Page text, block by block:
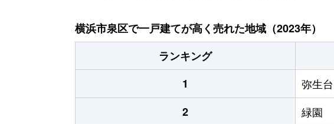
横浜市泉区で一戸建てが高く売れた地域（2023年）
ランキング
1
弥生台
2
緑園